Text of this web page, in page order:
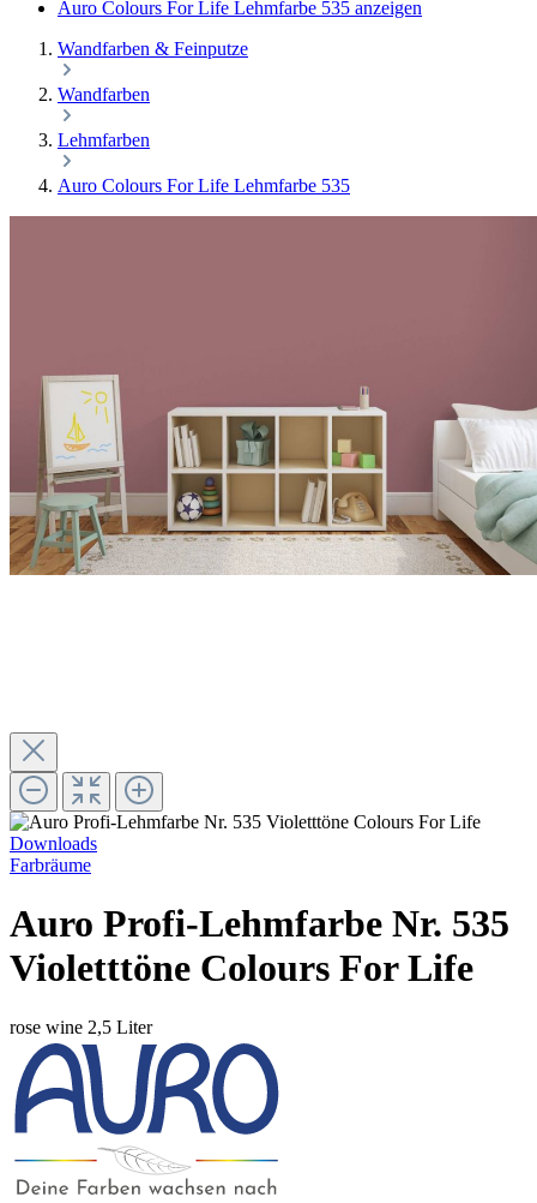
Auro Colours For Life Lehmfarbe 535 anzeigen
Wandfarben & Feinputze
Wandfarben
Lehmfarben
Auro Colours For Life Lehmfarbe 535
Downloads
Farbräume
Auro Profi-Lehmfarbe Nr. 535
Violetttöne Colours For Life
rose wine 2,5 Liter